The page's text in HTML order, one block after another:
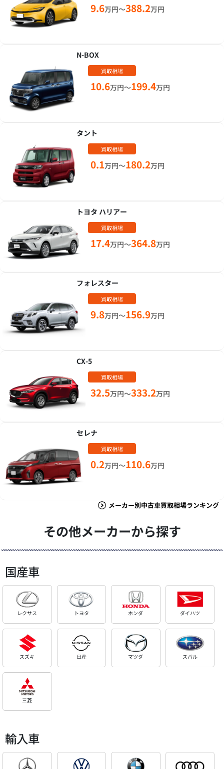
9.6万円～388.2万円
N-BOX
買取相場
10.6万円～199.4万円
タント
買取相場
0.1万円～180.2万円
トヨタ ハリアー
買取相場
17.4万円～364.8万円
フォレスター
買取相場
9.8万円～156.9万円
CX-5
買取相場
32.5万円～333.2万円
セレナ
買取相場
0.2万円～110.6万円
メーカー別中古車買取相場ランキング
その他メーカーから探す
国産車
レクサス トヨタ ホンダ ダイハツ
スズキ 日産 マツダ スバル
三菱
輸入車